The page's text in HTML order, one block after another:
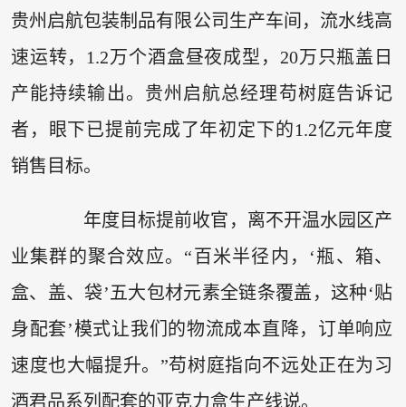
贵州启航包装制品有限公司生产车间，流水线高
速运转，1.2万个酒盒昼夜成型，20万只瓶盖日
产能持续输出。贵州启航总经理苟树庭告诉记
者，眼下已提前完成了年初定下的1.2亿元年度
销售目标。
年度目标提前收官，离不开温水园区产
业集群的聚合效应。“百米半径内，‘瓶、箱、
盒、盖、袋’五大包材元素全链条覆盖，这种‘贴
身配套’模式让我们的物流成本直降，订单响应
速度也大幅提升。”苟树庭指向不远处正在为习
酒君品系列配套的亚克力盒生产线说。